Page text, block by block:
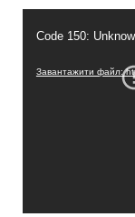
Code 150:
Завантажити файл: